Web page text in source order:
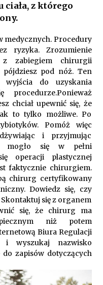
wybrać między piecem na
wyposażonymi w kontenery
dla logistyki
w procesach obróbki
na żywotność narzędzi i
informacji zwrotnych
dzięki recom system
– jak szybko przyswajać
z basenem dla
z którego
medycznych. Procedury
ryzyka. Zrozumienie
zabiegiem chirurgii
pójdziesz pod nóż. Ten
wyjścia do uzyskania
chciał upewnić się, że
to tylko możliwe. Po
Pomóż więc
i przyjmując
mogło się w pełni
operacji plastycznej
faktycznie chirurgiem.
chirurg certyfikowany
Dowiedz się, czy
się z organem
się, że chirurg ma
niż potem
Biura Regulacji
i wyszukaj nazwisko
do zapisów dotyczących